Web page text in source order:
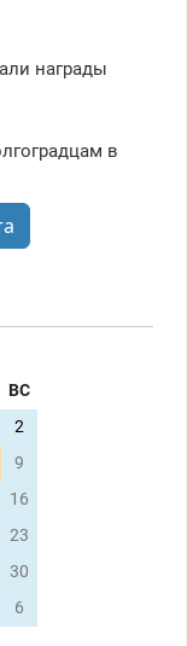
награды
в
ВС
2
9
16
23
30
6